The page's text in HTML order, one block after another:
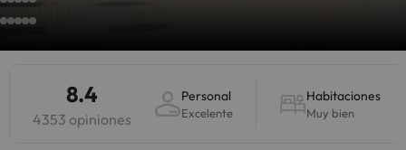
8.4
4353 opiniones
Personal
Excelente
Habitaciones
Muy bien